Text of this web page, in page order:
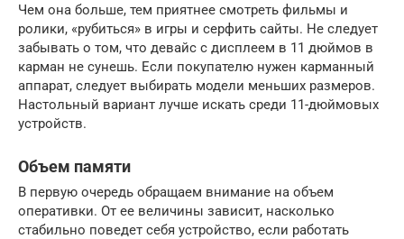
Чем она больше, тем приятнее смотреть фильмы и
ролики, «рубиться» в игры и серфить сайты. Не следует
забывать о том, что девайс с дисплеем в 11 дюймов в
карман не сунешь. Если покупателю нужен карманный
аппарат, следует выбирать модели меньших размеров.
Настольный вариант лучше искать среди 11-дюймовых
устройств.
Объем памяти
В первую очередь обращаем внимание на объем
оперативки. От ее величины зависит, насколько
стабильно поведет себя устройство, если работать